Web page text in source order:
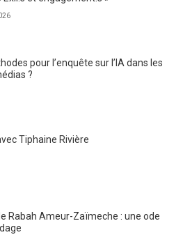
pour l’enquête sur l’IA dans les
?
Tiphaine Rivière
Rabah Ameur-Zaïmeche : une ode